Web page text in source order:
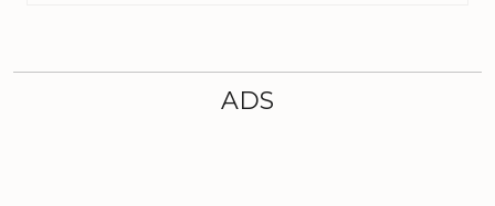
ADS